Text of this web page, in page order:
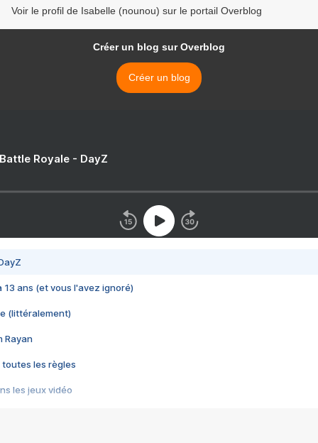
Voir le profil de Isabelle (nounou) sur le portail Overblog
Créer un blog sur Overblog
Créer un blog
Royale - DayZ
13 ans (et vous l'avez ignoré)
(littéralement)
Rayan
toutes les règles
les jeux vidéo